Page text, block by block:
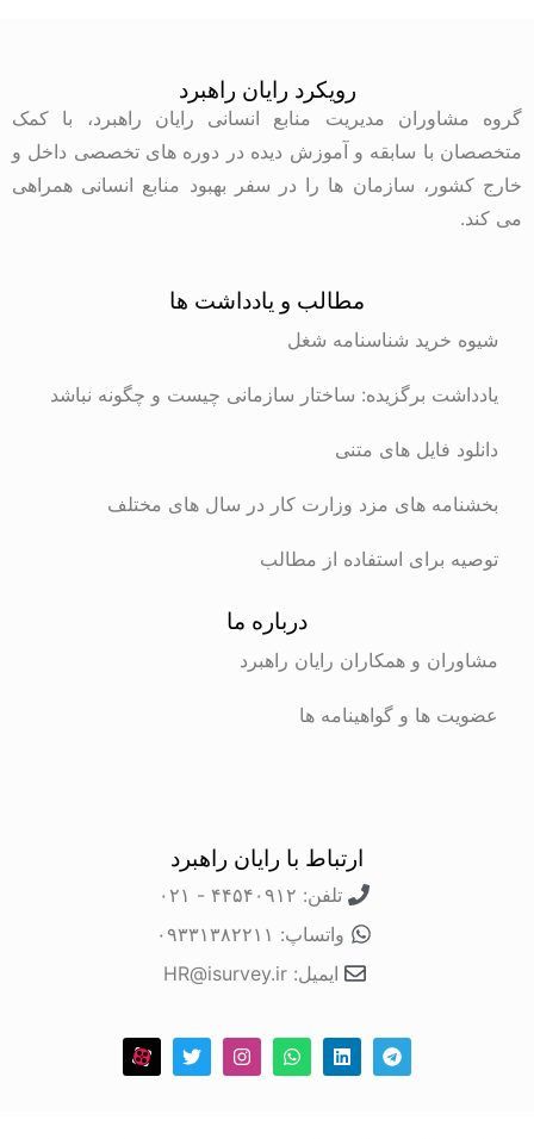
رویکرد رایان راهبرد
مدیریت منابع انسانی رایان راهبرد، با کمک
با سابقه و آموزش دیده در دوره های تخصصی داخل و
سازمان ها را در سفر بهبود منابع انسانی همراهی
مطالب و یادداشت ها
شناسنامه شغل
برگزیده: ساختار سازمانی چیست و چگونه نباشد
فایل های متنی
های مزد وزارت کار در سال های مختلف
استفاده از مطالب
و همکاران رایان راهبرد
و گواهینامه ها
ارتباط با رایان راهبرد
واتساپ: ۰۹۳۳۱۳۸۲۲۱۱